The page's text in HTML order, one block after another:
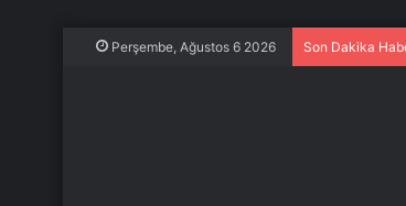
Perşembe, Ağustos 6 2026 Son Dakika